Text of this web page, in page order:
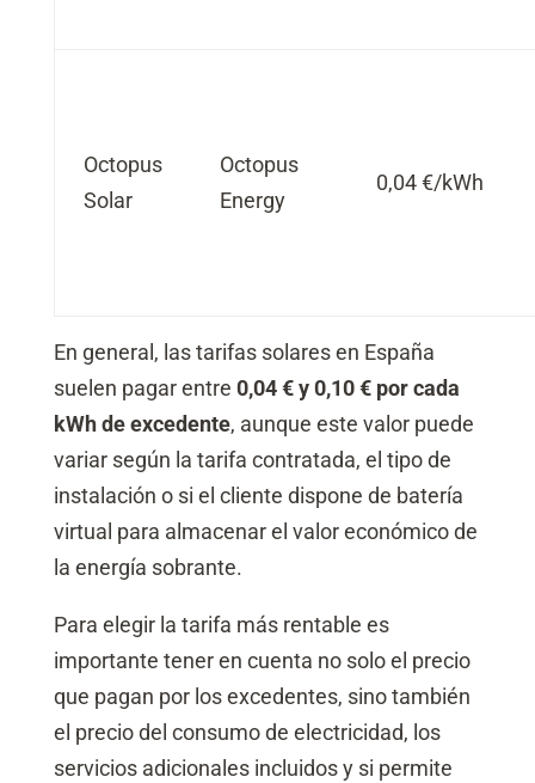
Octopus
Solar
Octopus
Energy
0,04 €/kWh
En general, las tarifas solares en España
suelen pagar entre 0,04 € y 0,10 € por cada
kWh de excedente, aunque este valor puede
variar según la tarifa contratada, el tipo de
instalación o si el cliente dispone de batería
virtual para almacenar el valor económico de
la energía sobrante.
Para elegir la tarifa más rentable es
importante tener en cuenta no solo el precio
que pagan por los excedentes, sino también
el precio del consumo de electricidad, los
servicios adicionales incluidos y si permite